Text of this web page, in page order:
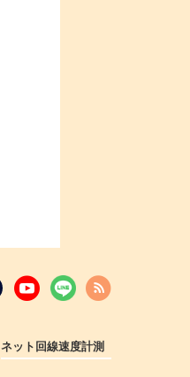
ネット回線速度計測